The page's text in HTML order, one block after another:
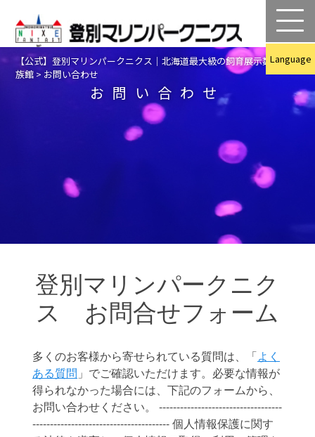
【公式】登別マリンパークニクス｜北海道最大級の飼育展示数を誇る水
族館 > お問い合わせ
Language
お問い合わせ